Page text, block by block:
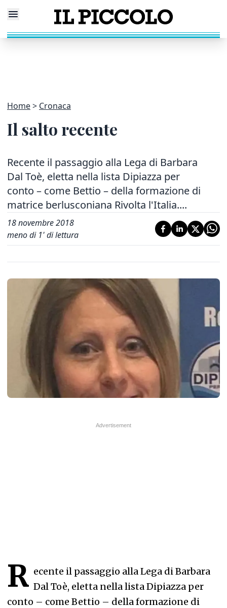
Home Cronaca
Il salto recente
Recente il passaggio alla Lega di Barbara
Dal Toè, eletta nella lista Dipiazza per
conto – come Bettio – della formazione di
matrice berlusconiana Rivolta l'Italia....
18 novembre 2018
meno di 1' di lettura
R ecente il passaggio alla Lega di Barbara
Dal Toè, eletta nella lista Dipiazza per
conto – come Bettio – della formazione di